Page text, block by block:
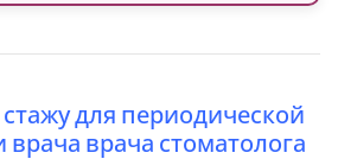
для периодической
врача врача стоматолога